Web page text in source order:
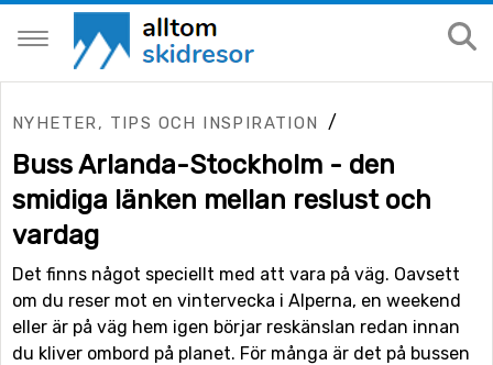
NYHETER, TIPS OCH INSPIRATION /
Buss Arlanda-Stockholm - den
smidiga länken mellan reslust och
vardag
Det finns något speciellt med att vara på väg. Oavsett
om du reser mot en vintervecka i Alperna, en weekend
eller är på väg hem igen börjar reskänslan redan innan
du kliver ombord på planet. För många är det på bussen